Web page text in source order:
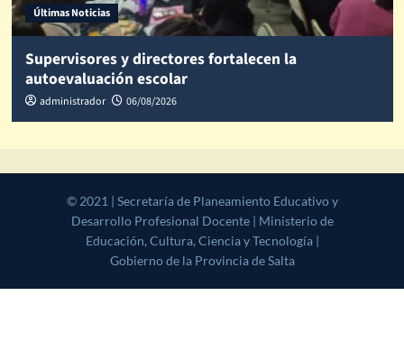
Últimas Noticias
Supervisores y directores fortalecen la
autoevaluación escolar
administrador 06/08/2026
© 2021 | Secretaría de Planeamiento Educativo y Desarrollo
Profesional Docente | Ministerio de Educación, Cultura, Ciencia y
Tecnología | Gobierno de la Provincia de Salta|CoverNews
themes.